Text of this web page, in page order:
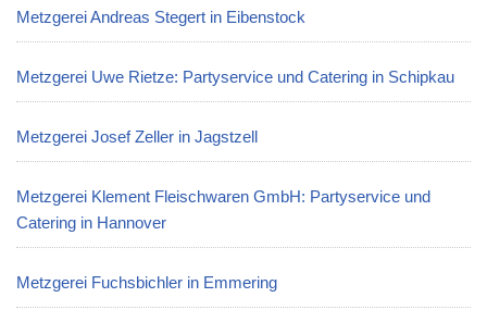
Metzgerei Andreas Stegert in Eibenstock
Metzgerei Uwe Rietze: Partyservice und Catering in Schipkau
Metzgerei Josef Zeller in Jagstzell
Metzgerei Klement Fleischwaren GmbH: Partyservice und
Catering in Hannover
Metzgerei Fuchsbichler in Emmering